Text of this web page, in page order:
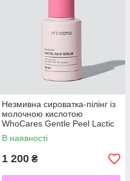
Незмивна сироватка-пілінг із
молочною кислотою
WhoCares Gentle Peel Lactic
Acid Serum
В наявності
1 200 ₴